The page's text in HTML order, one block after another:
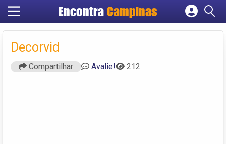
Encontra Campinas
Cadastrar empresa
Decorvid
Compartilhar Avalie! 212